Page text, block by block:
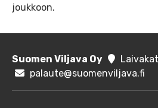
joukkoon.
Suomen Viljava Oy
palaute@suomenviljava.fi